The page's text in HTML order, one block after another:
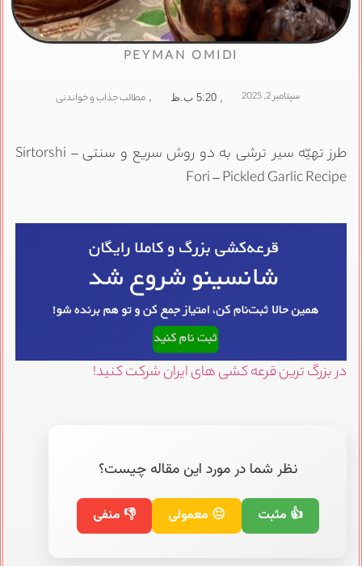
PEYMAN OMIDI
سپتامبر 2, 2025 , 5:20 ب.ظ مطالب جذاب و خواندنی
طرز تهیّه سیر ترشی به دو روش سریع و سنتی – Sirtorshi
Fori – Pickled Garlic Recipe
در بزرگ ترین قرعه کشی های ایران شرکت کنید!
نظر شما در مورد این مقاله چیست؟
👍 مثبت 😐 معمولی 👎 منفی